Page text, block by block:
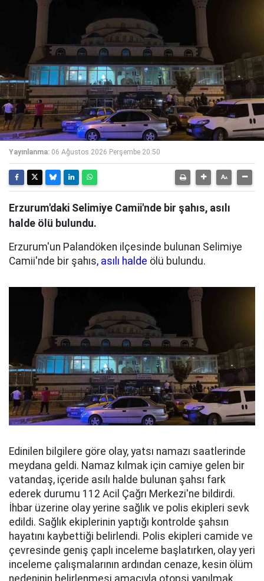
Yayınlanma: 06 Ağustos 2026 Perşembe 20:50
Erzurum'daki Selimiye Camii'nde bir şahıs, asılı
halde ölü bulundu.
Erzurum'un Palandöken ilçesinde bulunan Selimiye
Camii'nde bir şahıs, asılı halde ölü bulundu.
Edinilen bilgilere göre olay, yatsı namazı saatlerinde
meydana geldi. Namaz kılmak için camiye gelen bir
vatandaş, içeride asılı halde bulunan şahsı fark
ederek durumu 112 Acil Çağrı Merkezi'ne bildirdi.
İhbar üzerine olay yerine sağlık ve polis ekipleri sevk
edildi. Sağlık ekiplerinin yaptığı kontrolde şahsın
hayatını kaybettiği belirlendi. Polis ekipleri camide ve
çevresinde geniş çaplı inceleme başlatırken, olay yeri
inceleme çalışmalarının ardından cenaze, kesin ölüm
nedeninin belirlenmesi amacıyla otopsi yapılmak